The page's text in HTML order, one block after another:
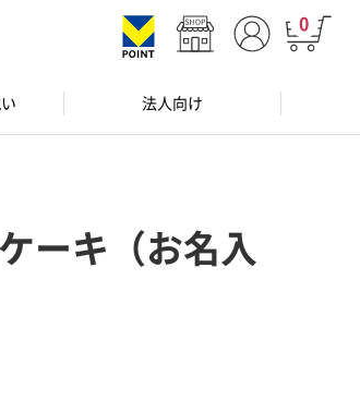
0
法人向け
ーキ（お名入